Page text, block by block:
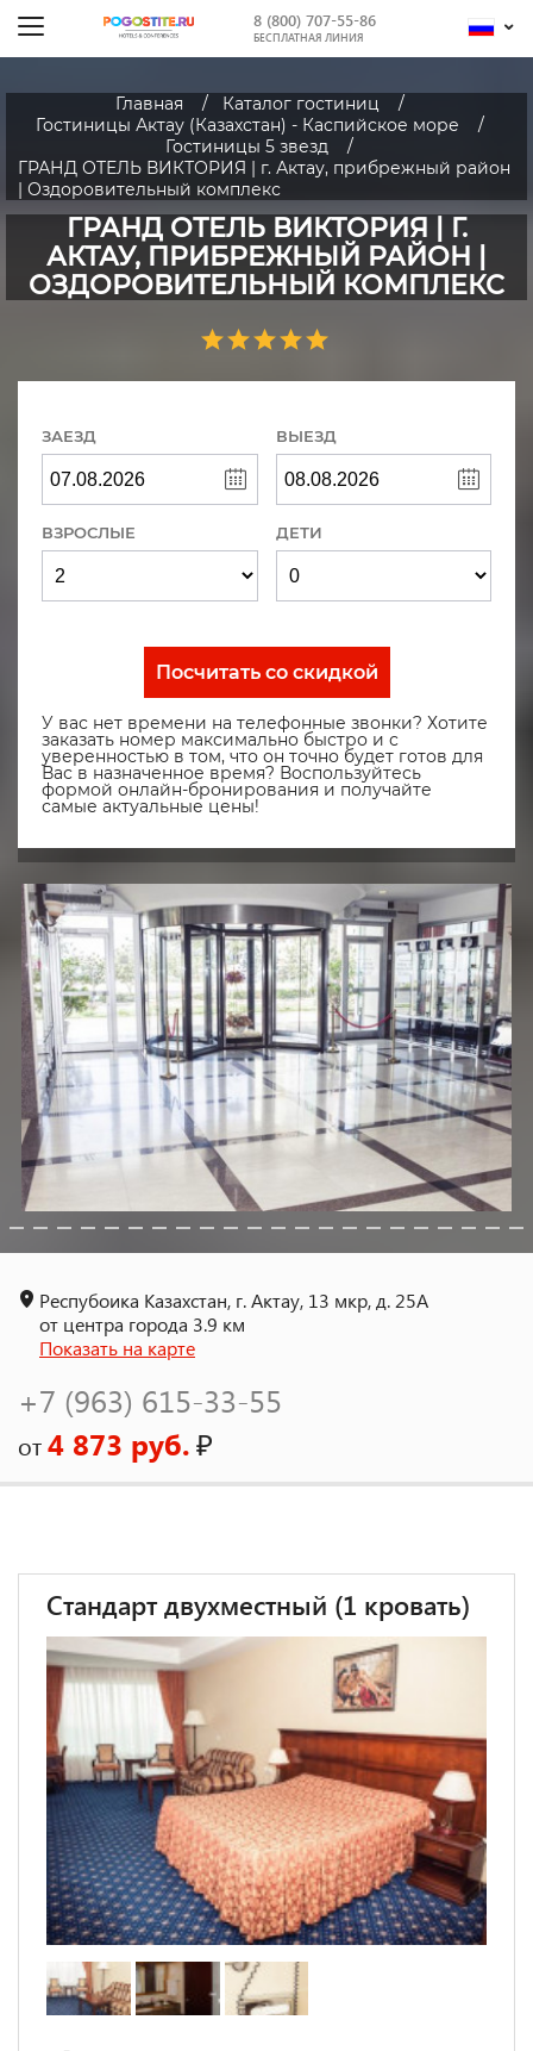
8 (800) 707-55-86
БЕСПЛАТНАЯ ЛИНИЯ
Главная
Каталог гостиниц
Гостиницы Актау (Казахстан) - Каспийское море
Гостиницы 5 звезд
ГРАНД ОТЕЛЬ ВИКТОРИЯ | г. Актау, прибрежный район
| Оздоровительный комплекс
ГРАНД ОТЕЛЬ ВИКТОРИЯ | Г.
АКТАУ, ПРИБРЕЖНЫЙ РАЙОН |
ОЗДОРОВИТЕЛЬНЫЙ КОМПЛЕКС
ЗАЕЗД ВЫЕЗД
ВЗРОСЛЫЕ ДЕТИ
Посчитать со скидкой
У вас нет времени на телефонные звонки? Хотите
заказать номер максимально быстро и с
уверенностью в том, что он точно будет готов для
Вас в назначенное время? Воспользуйтесь
формой онлайн-бронирования и получайте
самые актуальные цены!
Респубоика Казахстан, г. Актау, 13 мкр, д. 25А
от центра города 3.9 км
Показать на карте
+7 (963) 615-33-55
от4 873 руб.₽
Стандарт двухместный (1 кровать)